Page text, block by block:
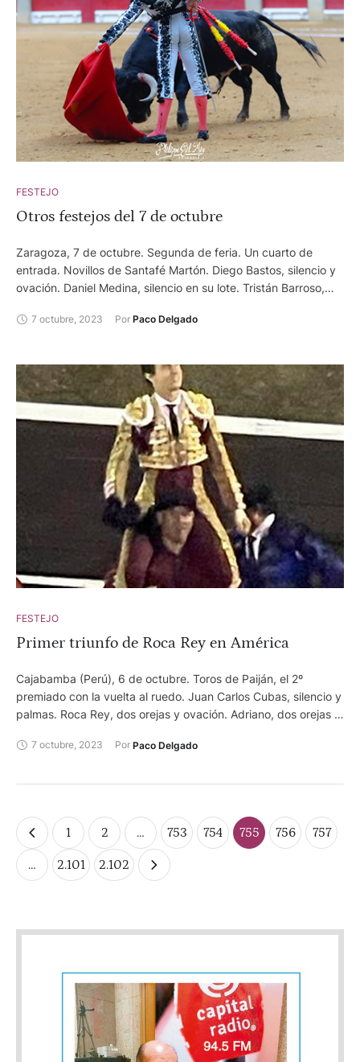
FESTEJO
Otros festejos del 7 de octubre
Zaragoza, 7 de octubre. Segunda de feria. Un cuarto de
entrada. Novillos de Santafé Martón. Diego Bastos, silencio y
ovación. Daniel Medina, silencio en su lote. Tristán Barroso,
(Badajoz), 7 de octubre. Toros de Juan José Cano. Antonio
octubre. Toros de Murteira Grave. Joao Moura Jr ., vuelta al
ruedo y vuelta al ruedo. Francisco Palha, vvuelta al ruedo en
los dos. Joaquim Brito Paes, vuelta al ruedo en ambos.
Actuaron los Forcados Amadores de Montemor y Beja.
7 octubre, 2023 Por Paco Delgado
FESTEJO
Primer triunfo de Roca Rey en América
Cajabamba (Perú), 6 de octubre. Toros de Paiján, el 2º
premiado con la vuelta al ruedo. Juan Carlos Cubas, silencio y
palmas. Roca Rey, dos orejas y ovación. Adriano, dos orejas y
7 octubre, 2023 Por Paco Delgado
1 2 … 753 754 755 756 757
… 2.101 2.102